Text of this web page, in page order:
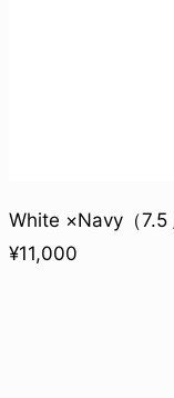
White ×Navy（7.5
¥11,000